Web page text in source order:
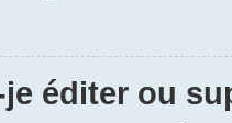
éditer ou